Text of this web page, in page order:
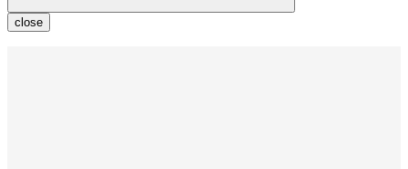
close